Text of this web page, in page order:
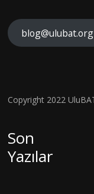
blog@ulubat.org
Copyright 2022
Son
Yazılar
Balond
aki
ı Dışa
Vurmak